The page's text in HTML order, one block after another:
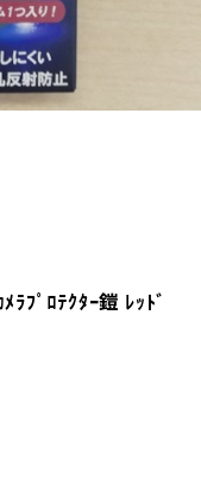
ﾌﾟﾛﾃｸﾀｰ鎧 ﾚｯﾄﾞ